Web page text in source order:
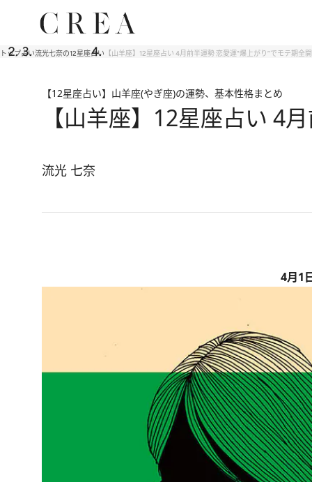
トップ占い流光七奈の12星座占い 【山羊座】12星座占い 4月前半運勢 恋愛運“爆上がり”でモテ期全
【12星座占い】山羊座(やぎ座)の運勢、基本性格まとめ
【山羊座】12星座占い 4
流光 七奈
4月1